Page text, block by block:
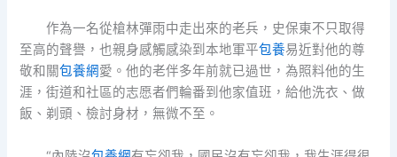
作為一名從槍林彈雨中走出來的老兵，史保東不只取得
至高的聲譽，也親身感觸感染到本地軍平包養易近對他的尊
敬和關包養網愛。他的老伴多年前就已過世，為照料他的生
涯，街道和社區的志愿者們輪番到他家值班，給他洗衣、做
飯、剃頭、檢討身材，無微不至。